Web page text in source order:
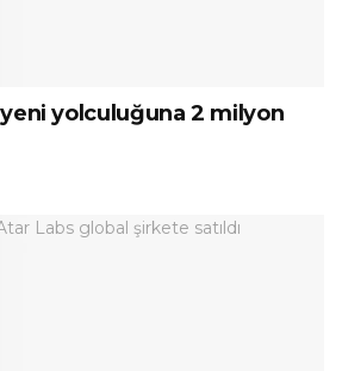
yolculuğuna 2 milyon